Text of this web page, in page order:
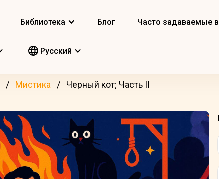
Библиотека Блог Часто задаваемые
Pусский
Мистика Черный кот; Часть II